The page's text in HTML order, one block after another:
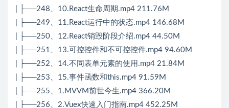
| ├──248、10.React生命周期.mp4 211.76M
| ├──249、11.React运行中的状态.mp4 146.68M
| ├──250、12.React销毁阶段介绍.mp4 44.50M
| ├──251、13.可控控件和不可控控件.mp4 94.60M
| ├──252、14.不同表单元素的使用.mp4 21.84M
| ├──253、15.事件函数和this.mp4 91.59M
| ├──255、1.MVVM前世今生.mp4 366.20M
| ├──256、2.Vuex快速入门指南.mp4 452.25M